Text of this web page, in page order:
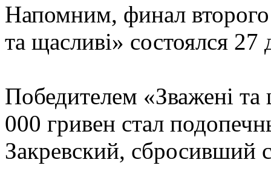
Напомним, финал
та щасливі» состоялся 27
Победителем «Зважені
000 гривен стал
Закревский, сбросивший